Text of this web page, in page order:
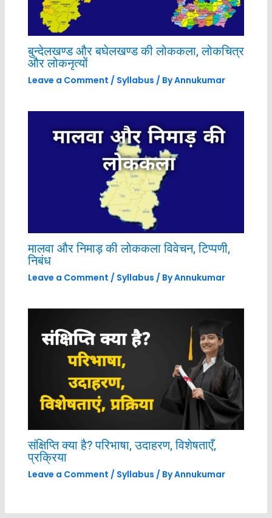
बुन्देलखण्ड और बघेलखण्ड की लोककला, लोकचित्र
और लोकनृत्यों
Leave a Comment / Syllabus / ByAnnukumar
मालवा और निमाड़ की लोककला विवेचन, टिप्पणी,
निबंध
Leave a Comment / Syllabus / ByAnnukumar
संक्षिप्ति क्या है? परिभाषा, उदाहरण, विशेषताएँ,
प्रक्रिया
Leave a Comment / Syllabus / ByAnnukumar